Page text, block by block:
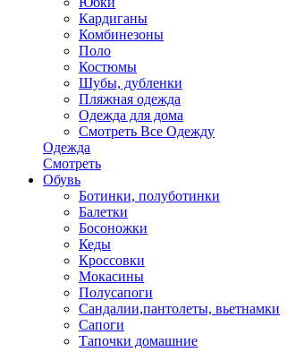
Кардиганы
Комбинезоны
Поло
Костюмы
Шубы, дубленки
Пляжная одежда
Одежда для дома
Смотреть Все Одежду
Одежда
Смотреть
Обувь
Ботинки, полуботинки
Балетки
Босоножки
Кеды
Кроссовки
Мокасины
Полусапоги
Сандалии,пантолеты, вьетнамки
Сапоги
Тапочки домашние